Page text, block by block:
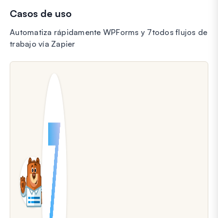
Casos de uso
Automatiza rápidamente WPForms y 7todos flujos de
trabajo vía Zapier